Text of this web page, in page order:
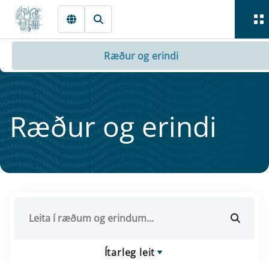
Fara beint í Meginmál
Ræður og erindi
Ræður og er­indi
Ítarleg leit